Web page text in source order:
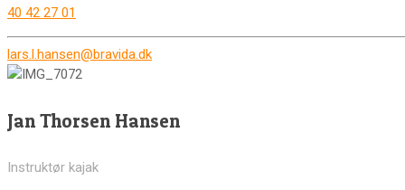
40 42 27 01
lars.l.hansen@bravida.dk
Jan Thorsen Hansen
Instruktør kajak